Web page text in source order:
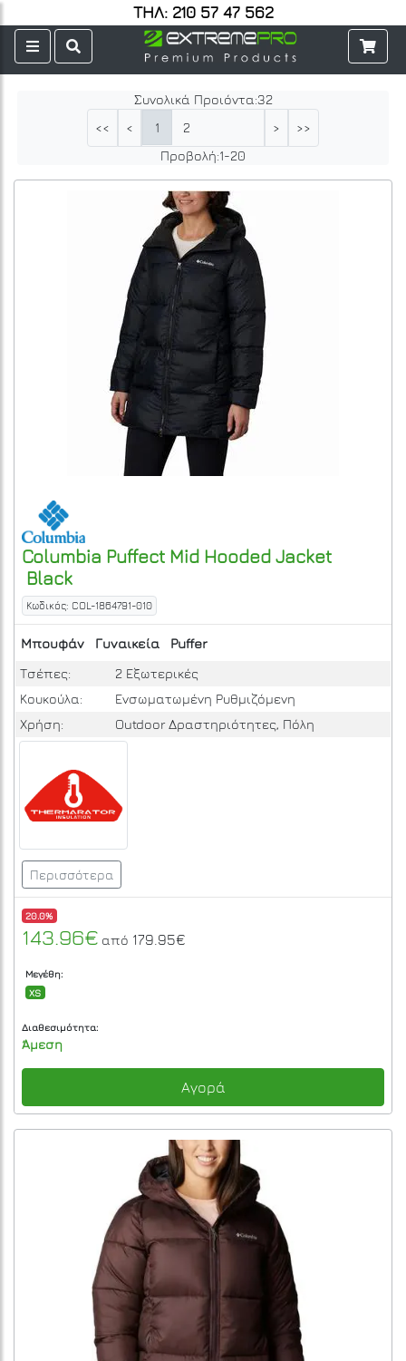
ΤΗΛ: 210 57 47 562
Συνολικά Προιόντα:32
<<
< 1 2 >
>>
Προβολή:1-20
Columbia Puffect Mid Hooded Jacket
Black
Κωδικός: COL-1864791-010
Μπουφάν Γυναικεία
Puffer
Τσέπες:
2 Εξωτερικές
Κουκούλα:
Ενσωματωμένη Ρυθμιζόμενη
Χρήση:
Outdoor Δραστηριότητες, Πόλη
Περισσότερα
20.0%
143.96€ από 179.95€
Μεγέθη:
XS
Διαθεσιμότητα:
Άμεση
Αγορά